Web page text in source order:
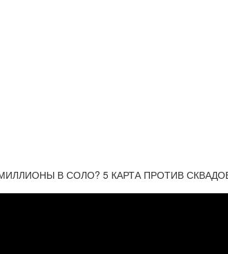
В СОЛО? 5 КАРТА ПРОТИВ СКВАДОВ